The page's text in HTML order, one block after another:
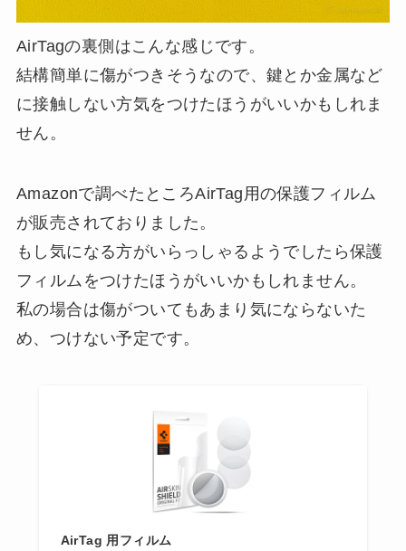
AirTagの裏側はこんな感じです。
結構簡単に傷がつきそうなので、鍵とか金属など
に接触しない方気をつけたほうがいいかもしれま
せん。
Amazonで調べたところAirTag用の保護フィルム
が販売されておりました。
もし気になる方がいらっしゃるようでしたら保護
フィルムをつけたほうがいいかもしれません。
私の場合は傷がついてもあまり気にならないた
め、つけない予定です。
AirTag 用フィルム